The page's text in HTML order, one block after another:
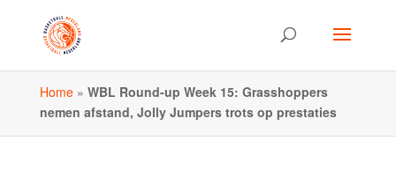
Home» WBL Round-up Week 15: Grasshoppers
nemen afstand, Jolly Jumpers trots op prestaties